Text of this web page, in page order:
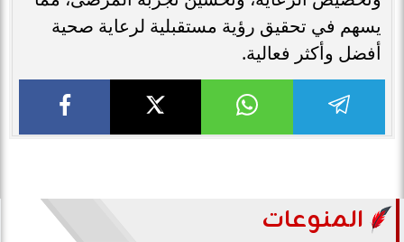
يسهم في تحقيق رؤية مستقبلية لرعاية صحية
أفضل وأكثر فعالية.
المنوعات